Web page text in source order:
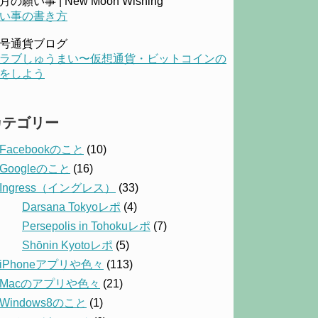
事の書き方
通貨ブログ
ブしゅうまい〜仮想通貨・ビットコインの
しよう
テゴリー
Facebookのこと (10)
Googleのこと (16)
Ingress（イングレス）
(33)
Darsana Tokyoレポ (4)
Persepolis in Tohokuレポ (7)
Shōnin Kyotoレポ (5)
iPhoneアプリや色々 (113)
Macのアプリや色々 (21)
Windows8のこと (1)